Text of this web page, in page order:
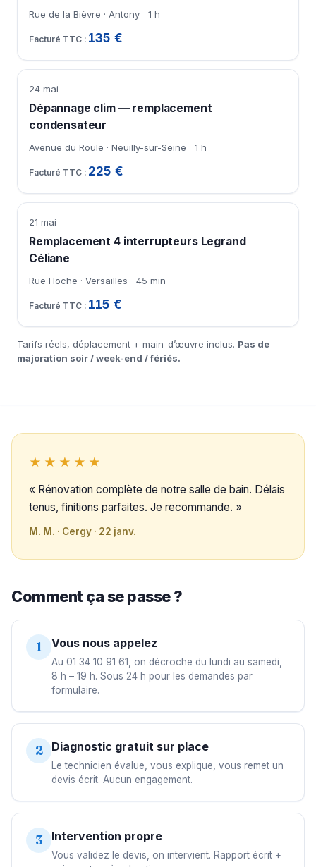
Rue de la Bièvre · Antony 1 h
135 €
24 mai
Dépannage clim — remplacement
condensateur
Avenue du Roule · Neuilly-sur-Seine 1 h
225 €
21 mai
Remplacement 4 interrupteurs Legrand
Céliane
Rue Hoche · Versailles 45 min
115 €
Tarifs réels, déplacement + main-d’œuvre inclus. Pas de
majoration soir / week-end / fériés.
★★★★★
« Rénovation complète de notre salle de bain. Délais
tenus, finitions parfaites. Je recommande. »
M. M. · Cergy · 22 janv.
Comment ça se passe ?
1 Vous nous appelez
Au 01 34 10 91 61, on décroche du lundi au samedi,
8 h – 19 h. Sous 24 h pour les demandes par
formulaire.
2 Diagnostic gratuit sur place
Le technicien évalue, vous explique, vous remet un
devis écrit. Aucun engagement.
3 Intervention propre
Vous validez le devis, on intervient. Rapport écrit +